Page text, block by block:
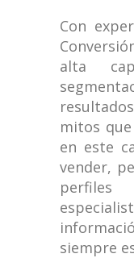
Con
alta
mitos
en este
vender,
siempre